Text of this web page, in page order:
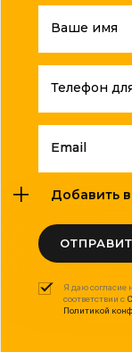
Ваше имя
Телефон
Email
Добавить
Я даю согласие
соответствии с
Политикой